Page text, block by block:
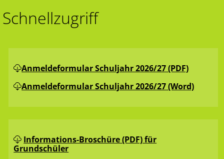
Schnellzugriff
Anmeldeformular Schuljahr 2026/27 (PDF)
Anmeldeformular Schuljahr 2026/27 (Word)
Informations-Broschüre (PDF) für
Grundschüler